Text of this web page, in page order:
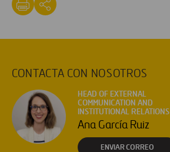
CONTACTA CON NOSOTROS
HEAD OF EXTERNAL
COMMUNICATION AND
INSTITUTIONAL RELATIONS
Ana García Ruiz
ENVIAR CORREO